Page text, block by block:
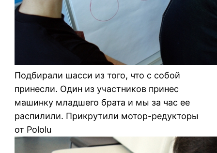
Подбирали шасси из того, что с собой
принесли. Один из участников принес
машинку младшего брата и мы за час ее
распилили. Прикрутили мотор-редукторы
от Pololu